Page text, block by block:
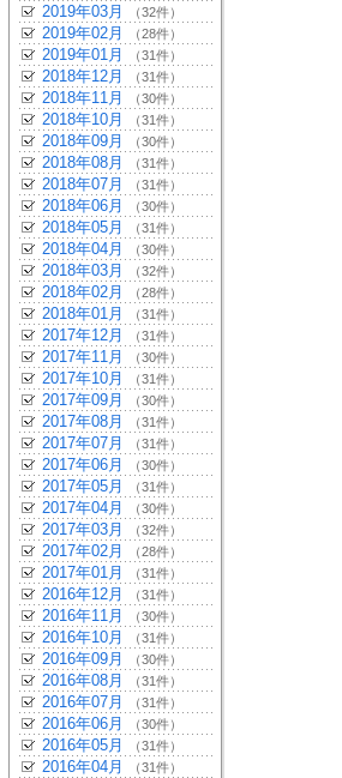
2019年03月 （32件）
2019年02月 （28件）
2019年01月 （31件）
2018年12月 （31件）
2018年11月 （30件）
2018年10月 （31件）
2018年09月 （30件）
2018年08月 （31件）
2018年07月 （31件）
2018年06月 （30件）
2018年05月 （31件）
2018年04月 （30件）
2018年03月 （32件）
2018年02月 （28件）
2018年01月 （31件）
2017年12月 （31件）
2017年11月 （30件）
2017年10月 （31件）
2017年09月 （30件）
2017年08月 （31件）
2017年07月 （31件）
2017年06月 （30件）
2017年05月 （31件）
2017年04月 （30件）
2017年03月 （32件）
2017年02月 （28件）
2017年01月 （31件）
2016年12月 （31件）
2016年11月 （30件）
2016年10月 （31件）
2016年09月 （30件）
2016年08月 （31件）
2016年07月 （31件）
2016年06月 （30件）
2016年05月 （31件）
2016年04月 （31件）